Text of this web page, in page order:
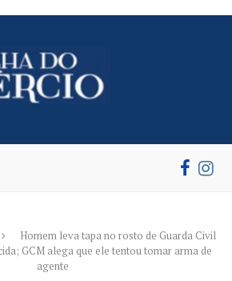
Homem leva tapa no rosto de Guarda Civil
GCM alega que ele tentou tomar arma de
agente